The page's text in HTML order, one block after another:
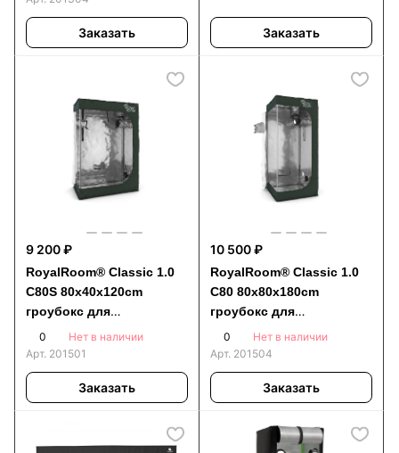
Заказать Заказать
9 200 ₽
RoyalRoom® Classic 1.0
C80S 80x40x120cm
гроубокс для
выращивания растений
0
Нет в наличии
Арт. 201501
Заказать
10 500 ₽
RoyalRoom® Classic 1.0
C80 80x80x180cm
гроубокс для
выращивания растений
0
Нет в наличии
Арт. 201504
Заказать